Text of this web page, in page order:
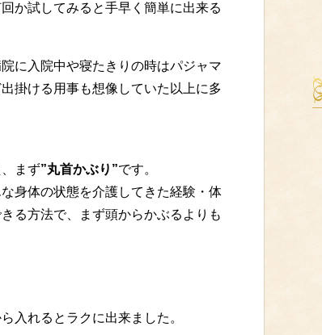
か試してみると手早く簡単に出来る
に入院中や寝たきりの時はパジャマ
掛ける用事も想像していた以上に多
まず”丸首かぶり”です。
身体の状態を介護してきた経験・体
る方法で、まず頭からかぶるよりも
入れるとラクに出来ました。